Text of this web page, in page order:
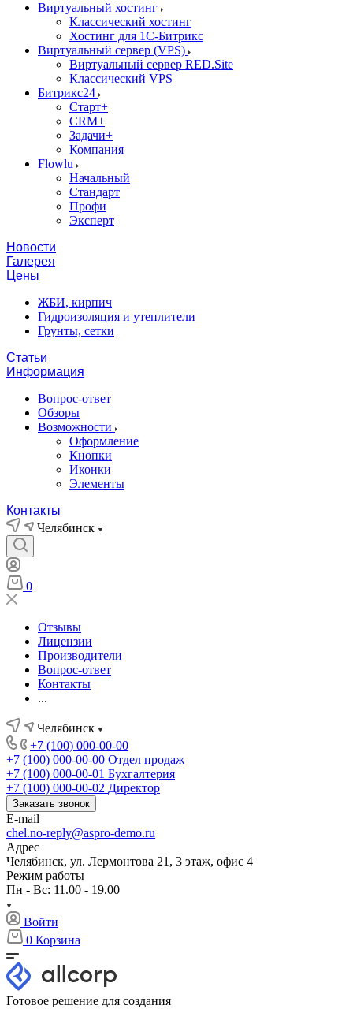
Виртуальный хостинг
Классический хостинг
Хостинг для 1С-Битрикс
Виртуальный сервер (VPS)
Виртуальный сервер RED.Site
Классический VPS
Битрикс24
Старт+
CRM+
Задачи+
Компания
Flowlu
Начальный
Стандарт
Профи
Эксперт
Новости
Галерея
Цены
ЖБИ, кирпич
Гидроизоляция и утеплители
Грунты, сетки
Статьи
Информация
Вопрос-ответ
Обзоры
Возможности
Оформление
Кнопки
Иконки
Элементы
Контакты
Челябинск
0
Отзывы
Лицензии
Производители
Вопрос-ответ
Контакты
...
Челябинск
+7 (100) 000-00-00
+7 (100) 000-00-00 Отдел продаж
+7 (100) 000-00-01 Бухгалтерия
+7 (100) 000-00-02 Директор
Заказать звонок
E-mail
chel.no-reply@aspro-demo.ru
Адрес
Челябинск, ул. Лермонтова 21, 3 этаж, офис 4
Режим работы
Пн - Вс: 11.00 - 19.00
Войти
0 Корзина
Готовое решение для создания